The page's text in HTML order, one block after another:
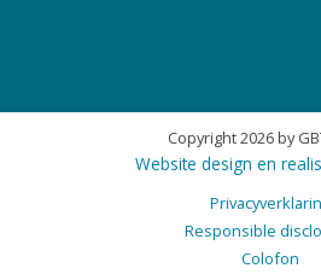
Copyright 2026 by
Website design en
Responsible
Colofon